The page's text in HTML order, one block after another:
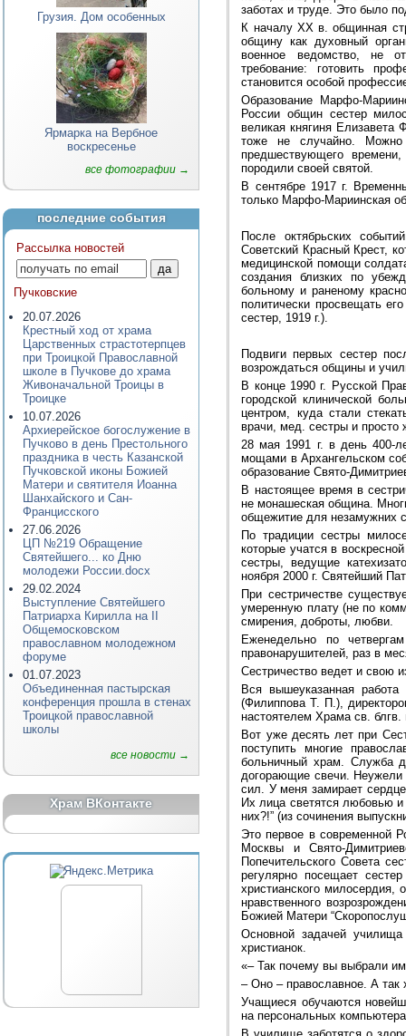
Грузия. Дом особенных
Ярмарка на Вербное
воскресенье
все фотографии →
последние события
Рассылка новостей
Пучковские
20.07.2026
Крестный ход от храма
Царственных страстотерпцев
при Троицкой Православной
школе в Пучкове до храма
Живоначальной Троицы в
Троицке
10.07.2026
Архиерейское богослужение в
Пучково в день Престольного
праздника в честь Казанской
Пучковской иконы Божией
Матери и святителя Иоанна
Шанхайского и Сан-
Францисского
27.06.2026
ЦП №219 Обращение
Святейшего... ко Дню
молодежи России.docx
29.02.2024
Выступление Святейшего
Патриарха Кирилла на II
Общемосковском
православном молодежном
форуме
01.07.2023
Объединенная пастырская
конференция прошла в стенах
Троицкой православной
школы
все новости →
Храм ВКонтакте
заботах и труде. Это было
К началу XX в. общинная
общину как духовный
военное ведомство, не
требование: готовить
становится особой
Образование Марфо-
России общин сестер
великая княгиня
тоже не случайно. Можно
предшествующего
породили своей святой.
В сентябре 1917 г.
только Марфо-Мариинская
После октябрьских
Советский Красный Крест,
медицинской помощи
создания близких по
больному и раненому
политически просвещать
сестер, 1919 г.).
Подвиги первых сестер
возрождаться общины и
В конце 1990 г. Русской
городской клинической
центром, куда стали
врачи, мед. сестры и
28 мая 1991 г. в день 400-
мощами в Архангельском
образование Свято-
В настоящее время в
не монашеская община.
общежитие для незамужних
По традиции сестры
которые учатся в
сестры, ведущие
ноября 2000 г. Святейший
При сестричестве
умеренную плату (не по
смирения, доброты, любви.
Еженедельно по
правонарушителей, раз в
Сестричество ведет и свою
Вся вышеуказанная
(Филиппова Т. П.),
настоятелем Храма св.
Вот уже десять лет при
поступить многие
больничный храм. Служба
догорающие свечи. Неужели
сил. У меня замирает
Их лица светятся любовью
них?!” (из сочинения
Это первое в современной
Москвы и Свято-
Попечительского Совета
регулярно посещает
христианского
нравственного
Божией Матери
Основной задачей училища
христианок.
«– Так почему вы выбрали
– Оно – православное. А так
Учащиеся обучаются
на персональных